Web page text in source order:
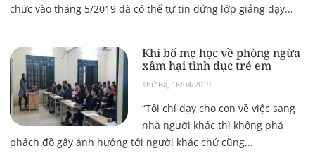
chức vào tháng 5/2019 đã có thể tự tin đứng lớp giảng dạy...
Khi bố mẹ học về phòng ngừa
xâm hại tình dục trẻ em
Thứ Ba, 16/04/2019
“Tôi chỉ dạy cho con về việc sang
nhà người khác thì không phá
phách đồ gây ảnh hưởng tới người khác chứ cũng...